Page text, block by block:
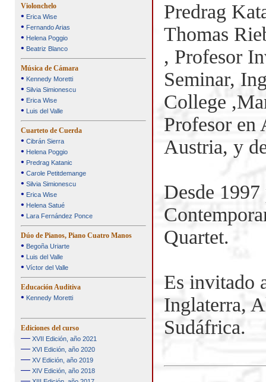
Violonchelo
• Erica Wise
• Fernando Arias
• Helena Poggio
• Beatriz Blanco
Música de Cámara
• Kennedy Moretti
• Silvia Simionescu
• Erica Wise
• Luis del Valle
Cuarteto de Cuerda
• Cibrán Sierra
• Helena Poggio
• Predrag Katanic
• Carole Petitdemange
• Silvia Simionescu
• Erica Wise
• Helena Satué
• Lara Fernández Ponce
Dúo de Pianos, Piano Cuatro Manos
• Begoña Uriarte
• Luis del Valle
• Víctor del Valle
Educación Auditiva
• Kennedy Moretti
Ediciones del curso
—XVII Edición, año 2021
—XVI Edición, año 2020
—XV Edición, año 2019
—XIV Edición, año 2018
Predrag
Thomas
, Profesor
Seminar,
College
Profesor
Austria, y
Desde
Quartet.
Es invitado
Inglaterra,
Sudáfrica.